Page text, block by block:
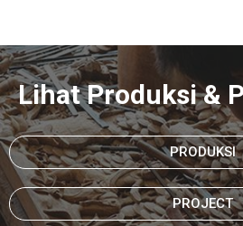
Lihat Produksi &
PRODUKSI
PROJECT